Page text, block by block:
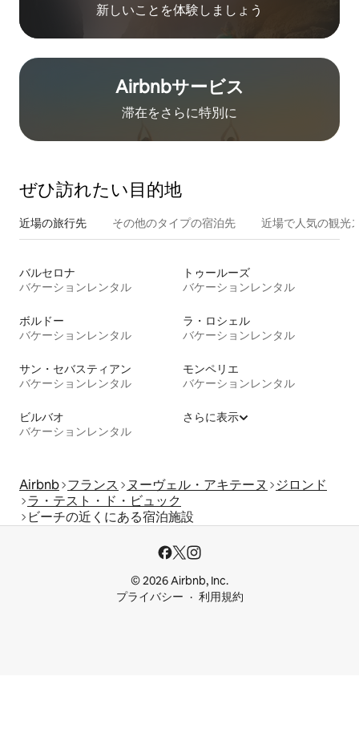
新しいことを体験しましょう
Airbnb⁠サ⁠ー⁠ビ⁠ス
滞在をさ⁠ら⁠に特⁠別⁠に
ぜひ訪⁠れ⁠た⁠い目⁠的⁠地
近場の旅行先 その他のタ⁠イ⁠プ⁠の宿⁠泊⁠先 近場で人気の観光
バルセロナ
バケーションレンタル
トゥールーズ
バケーションレンタル
ボルドー
バケーションレンタル
ラ・ロシェル
バケーションレンタル
サン・セバスティアン
バケーションレンタル
モンペリエ
バケーションレンタル
ビルバオ
バケーションレンタル
さらに表示
Airbnb フランス ヌーヴェル・アキテーヌ
ジロンド
ラ・テスト・ド・ビュック
ビーチの近くにある宿泊施設
© 2026 Airbnb, Inc.
プライバシー
利用規約